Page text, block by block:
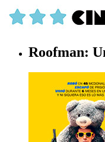
Roofman: